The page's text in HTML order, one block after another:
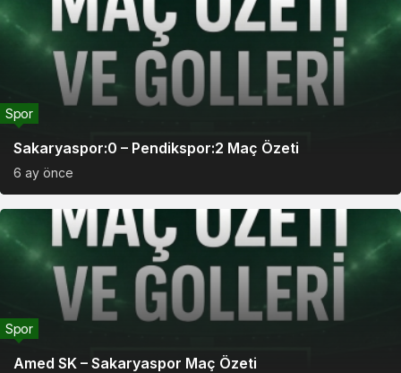
Sakaryaspor:0 – Pendikspor:2 Maç Özeti
Spor
6 ay önce
Amed SK – Sakaryaspor Maç Özeti
Spor